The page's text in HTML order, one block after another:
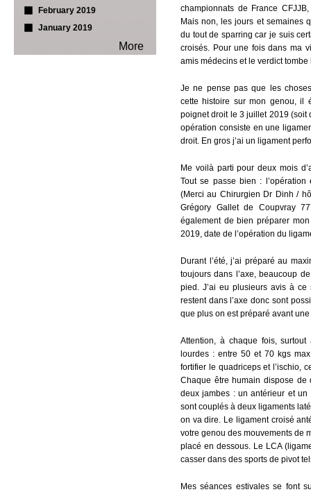
February 2019
January 2019
More
championnats de France
Mais non, les jours et semaines
du tout de sparring car je suis
croisés. Pour une fois dans ma
amis médecins et le verdict
Je ne pense pas que les
cette histoire sur mon genou, il
poignet droit le 3 juillet 2019 (soit
opération consiste en une
droit. En gros j’ai un ligament
Me voilà parti pour deux mois
Tout se passe bien :
(Merci au Chirurgien Dr Dinh /
Grégory Gallet de Coupvray
également de bien préparer
2019, date de l’opération du
Durant l’été, j’ai préparé au
toujours dans l’axe, beaucoup
pied. J’ai eu plusieurs avis à
restent dans l’axe donc sont
que plus on est préparé avant
Attention, à chaque fois,
lourdes : entre 50 et 70 kgs
fortifier le quadriceps et l’ischio,
Chaque être humain dispose
deux jambes : un antérieur et un
sont couplés à deux ligaments
on va dire. Le ligament croisé
votre genou des mouvements de
placé en dessous. Le LCA
casser dans des sports de pivot
Mes séances estivales se font